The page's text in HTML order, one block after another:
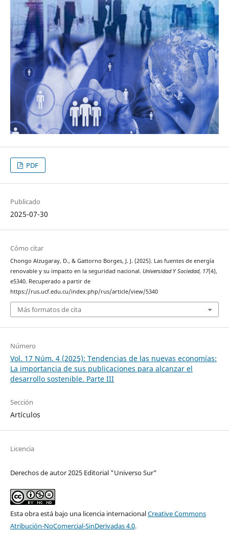
PDF
Publicado
2025-07-30
Cómo citar
Chongo Alzugaray, D., & Gattorno Borges, J. J. (2025). Las fuentes de energía
renovable y su impacto en la seguridad nacional. Universidad Y Sociedad, 17(4),
e5340. Recuperado a partir de
https://rus.ucf.edu.cu/index.php/rus/article/view/5340
Más formatos de cita
Número
Vol. 17 Núm. 4 (2025): Tendencias de las nuevas economías:
La importancia de sus publicaciones para alcanzar el
desarrollo sostenible. Parte III
Sección
Artículos
Licencia
Derechos de autor 2025 Editorial "Universo Sur"
Esta obra está bajo una licencia internacionalCreative Commons
Atribución-NoComercial-SinDerivadas 4.0.